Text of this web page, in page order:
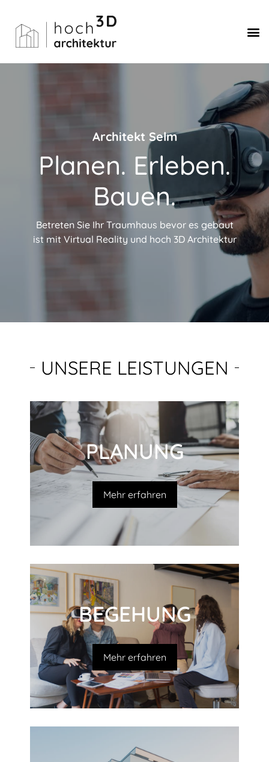
Architekt Selm
Planen. Erleben.
Bauen.
Betreten Sie Ihr Traumhaus bevor es gebaut
ist mit Virtual Reality und hoch 3D Architektur
UNSERE LEISTUNGEN
PLANUNG
Mehr erfahren
BEGEHUNG
Mehr erfahren